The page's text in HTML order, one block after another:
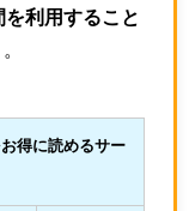
を利用すること
お得に読めるサー